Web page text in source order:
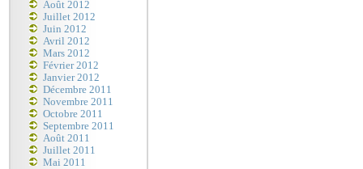
Août 2012
Juillet 2012
Juin 2012
Avril 2012
Mars 2012
Février 2012
Janvier 2012
Décembre 2011
Novembre 2011
Octobre 2011
Septembre 2011
Août 2011
Juillet 2011
Mai 2011